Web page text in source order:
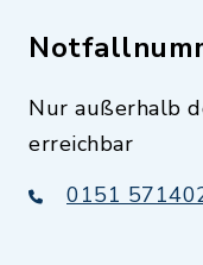
Nur außerhalb
erreichbar
0151